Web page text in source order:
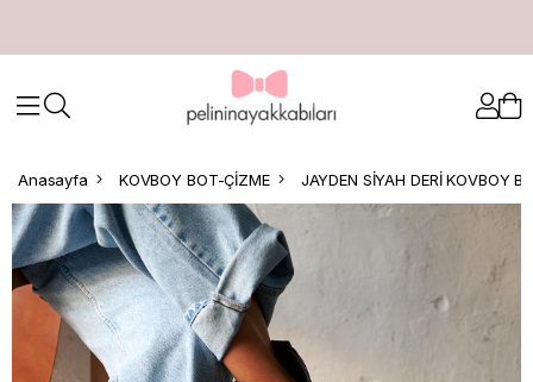
Anasayfa KOVBOY BOT-ÇİZME JAYDEN SİYAH DERİ KOVBOY